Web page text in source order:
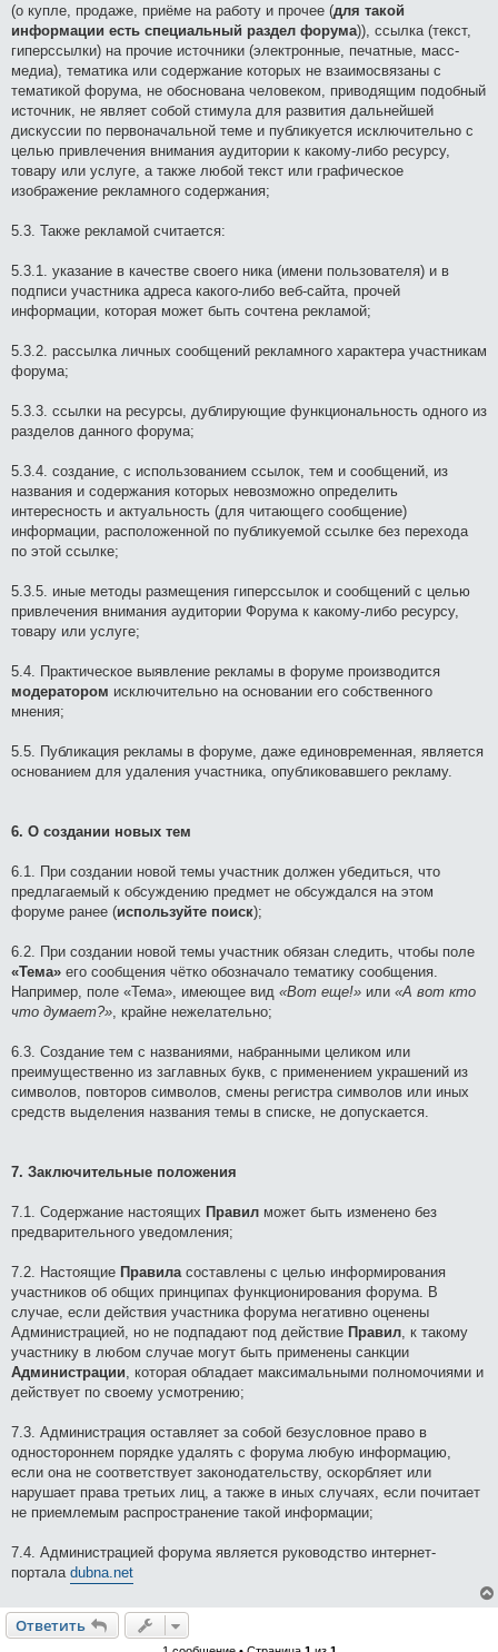
(о купле, продаже, приёме на работу и прочее (для такой
информации есть специальный раздел форума)), ссылка (текст,
гиперссылки) на прочие источники (электронные, печатные, масс-
медиа), тематика или содержание которых не взаимосвязаны с
тематикой форума, не обоснована человеком, приводящим подобный
источник, не являет собой стимула для развития дальнейшей
дискуссии по первоначальной теме и публикуется исключительно с
целью привлечения внимания аудитории к какому-либо ресурсу,
товару или услуге, а также любой текст или графическое
изображение рекламного содержания;
5.3. Также рекламой считается:
5.3.1. указание в качестве своего ника (имени пользователя) и в
подписи участника адреса какого-либо веб-сайта, прочей
информации, которая может быть сочтена рекламой;
5.3.2. рассылка личных сообщений рекламного характера участникам
форума;
5.3.3. ссылки на ресурсы, дублирующие функциональность одного из
разделов данного форума;
5.3.4. создание, с использованием ссылок, тем и сообщений, из
названия и содержания которых невозможно определить
интересность и актуальность (для читающего сообщение)
информации, расположенной по публикуемой ссылке без перехода
по этой ссылке;
5.3.5. иные методы размещения гиперссылок и сообщений с целью
привлечения внимания аудитории Форума к какому-либо ресурсу,
товару или услуге;
5.4. Практическое выявление рекламы в форуме производится
модератором исключительно на основании его собственного
мнения;
5.5. Публикация рекламы в форуме, даже единовременная, является
основанием для удаления участника, опубликовавшего рекламу.
6. О создании новых тем
6.1. При создании новой темы участник должен убедиться, что
предлагаемый к обсуждению предмет не обсуждался на этом
форуме ранее (используйте поиск);
6.2. При создании новой темы участник обязан следить, чтобы поле
«Тема» его сообщения чётко обозначало тематику сообщения.
Например, поле «Тема», имеющее вид «Вот еще!» или «А вот кто
что думает?» , крайне нежелательно;
6.3. Создание тем с названиями, набранными целиком или
преимущественно из заглавных букв, с применением украшений из
символов, повторов символов, смены регистра символов или иных
средств выделения названия темы в списке, не допускается.
7. Заключительные положения
7.1. Содержание настоящих Правил может быть изменено без
предварительного уведомления;
7.2. Настоящие Правила составлены с целью информирования
участников об общих принципах функционирования форума. В
случае, если действия участника форума негативно оценены
Администрацией, но не подпадают под действие Правил , к такому
участнику в любом случае могут быть применены санкции
Администрации , которая обладает максимальными полномочиями и
действует по своему усмотрению;
7.3. Администрация оставляет за собой безусловное право в
одностороннем порядке удалять с форума любую информацию,
если она не соответствует законодательству, оскорбляет или
нарушает права третьих лиц, а также в иных случаях, если почитает
не приемлемым распространение такой информации;
7.4. Администрацией форума является руководство интернет-
портала dubna.net
Ответить